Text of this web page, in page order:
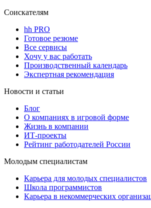
Соискателям
hh PRO
Готовое резюме
Все сервисы
Хочу у вас работать
Производственный календарь
Экспертная рекомендация
Новости и статьи
Блог
О компаниях в игровой форме
Жизнь в компании
ИТ-проекты
Рейтинг работодателей России
Молодым специалистам
Карьера для молодых специалистов
Школа программистов
Карьера в некоммерческих